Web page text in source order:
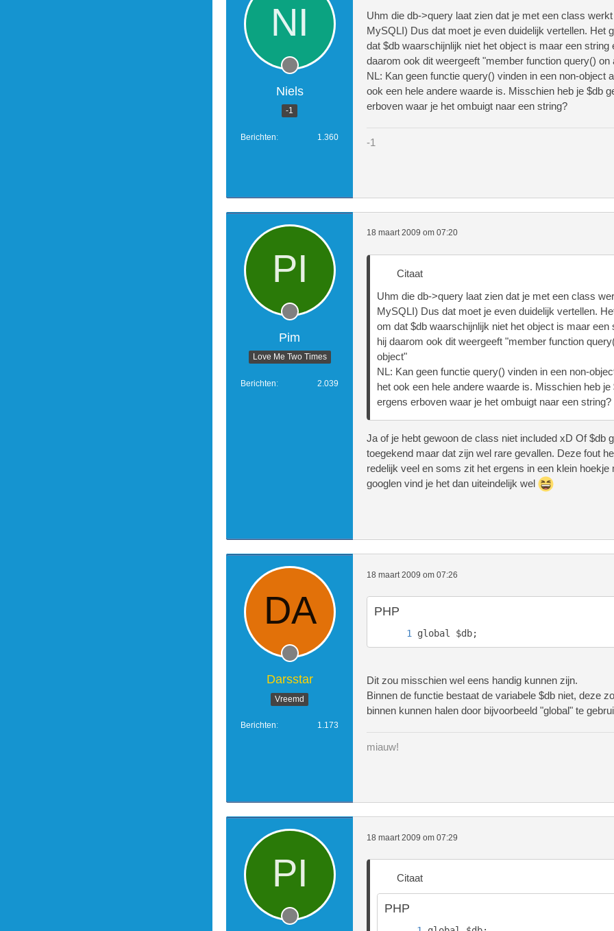
Niels
-1
Berichten 1.360
Uhm die db->query laat zien dat je met een class
MySQLI) Dus dat moet je even duidelijk vertellen. Het
dat $db waarschijnlijk niet het object is maar een string
daarom ook dit weergeeft "member function query() on
NL: Kan geen functie query() vinden in een non-object
ook een hele andere waarde is. Misschien heb je $db
erboven waar je het ombuigt naar een string?
-1
Pim
Love Me Two Times
Berichten 2.039
18 maart 2009 om 07:20
Citaat
Uhm die db->query laat zien dat je met een class
MySQLI) Dus dat moet je even duidelijk vertellen.
om dat $db waarschijnlijk niet het object is maar een
hij daarom ook dit weergeeft "member function
object"
NL: Kan geen functie query() vinden in een non-
het ook een hele andere waarde is. Misschien heb je
ergens erboven waar je het ombuigt naar een string?
Ja of je hebt gewoon de class niet included xD Of $db
toegekend maar dat zijn wel rare gevallen. Deze fout
redelijk veel en soms zit het ergens in een klein hoekje
googlen vind je het dan uiteindelijk wel
Darsstar
Vreemd
Berichten 1.173
18 maart 2009 om 07:26
PHP
global $db;
Dit zou misschien wel eens handig kunnen zijn.
Binnen de functie bestaat de variabele $db niet, deze
binnen kunnen halen door bijvoorbeeld "global" te
miauw!
18 maart 2009 om 07:29
Citaat
PHP